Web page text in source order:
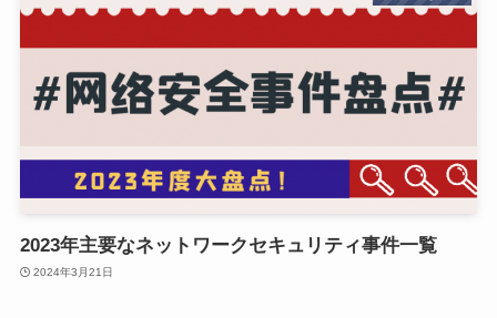
2023年主要なネットワークセキュリティ事件一覧
2024年3月21日